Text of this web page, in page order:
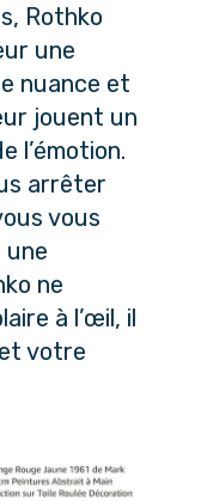
Rothko
une
nuance et
jouent un
l’émotion.
arrêter
vous
ne
à l’œil, il
votre